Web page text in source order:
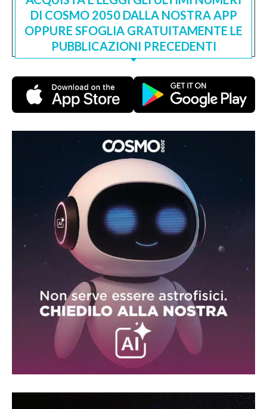
DI COSMO 2050 DALLA NOSTRA APP
OPPURE SFOGLIA GRATUITAMENTE LE
PUBBLICAZIONI PRECEDENTI